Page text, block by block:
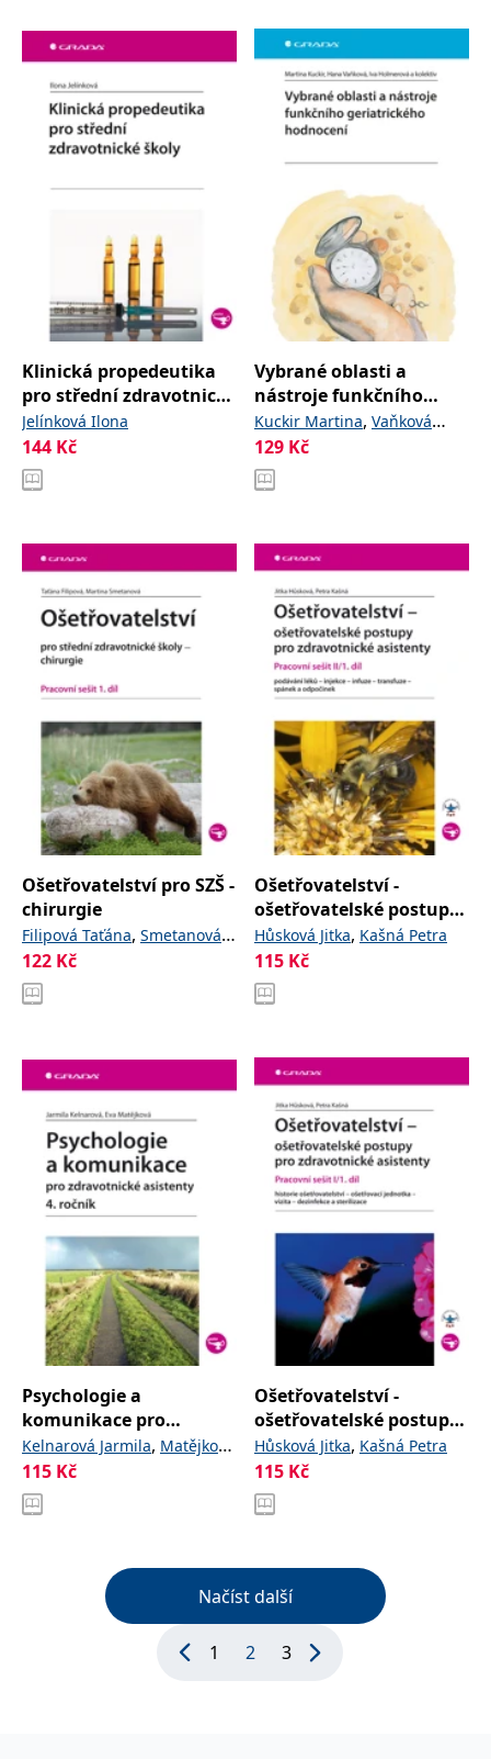
Klinická propedeutika
pro střední zdravotnické
školy
Jelínková Ilona
144 Kč
Vybrané oblasti a
nástroje funkčního
geriatrického
hodnocení
Kuckir Martina, Vaňková
Hana,Holmerová Iva
kolektiv
129 Kč
Ošetřovatelství pro SZŠ -
chirurgie
Filipová Taťána, Smetanová
Martina
122 Kč
Ošetřovatelství -
ošetřovatelské postupy
pro zdravotnické
asistenty
Hůsková Jitka, Kašná Petra
115 Kč
Psychologie a
komunikace pro
zdravotnické asistenty -
4. ročník
Kelnarová Jarmila, Matějková
Eva
115 Kč
Ošetřovatelství -
ošetřovatelské postupy
pro zdravotnické
asistenty
Hůsková Jitka, Kašná Petra
115 Kč
Načíst další
1 2 3